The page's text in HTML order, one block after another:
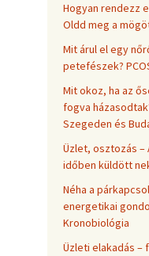
Hogyan rendezz
Oldd meg a
Mit árul el egy
petefészek?
Mit okoz, ha az
fogva
Szegeden és
Üzlet, osztozás –
időben küldött
Néha a
energetikai
Kronobiológia
Üzleti elakadás –